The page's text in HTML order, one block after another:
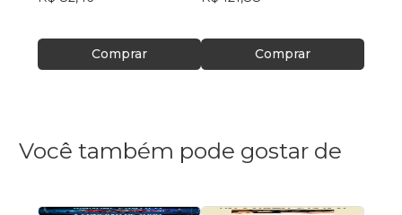
Comprar Comprar
Você também pode gostar de